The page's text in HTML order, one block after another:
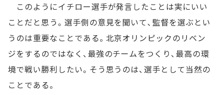
このようにイチロー選手が発言したことは実にいい
ことだと思う。選手側の意見を聞いて、監督を選ぶとい
うのは重要なことである。北京オリンピックのリベン
ジをするのではなく、最強のチームをつくり、最高の環
境で戦い勝利したい。そう思うのは、選手として当然の
ことである。